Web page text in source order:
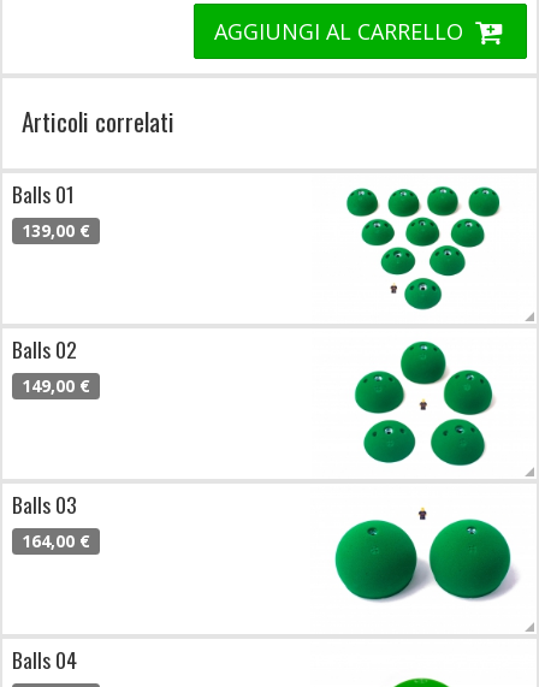
AGGIUNGI AL CARRELLO
Articoli correlati
Balls 01
139,00 €
Balls 02
149,00 €
Balls 03
164,00 €
Balls 04